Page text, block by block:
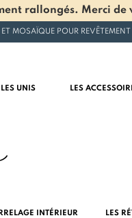
rallongés. Merci de
MOSAÏQUE POUR
LES UNIS LES
INTÉRIEUR LES